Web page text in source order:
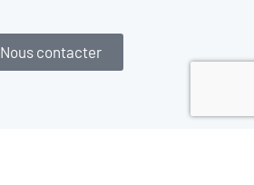
Nous contacter